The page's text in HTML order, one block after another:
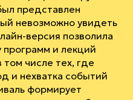
представлен
невозможно увидеть
версия позволила
программ и лекций
числе тех, где
и нехватка событий
формирует